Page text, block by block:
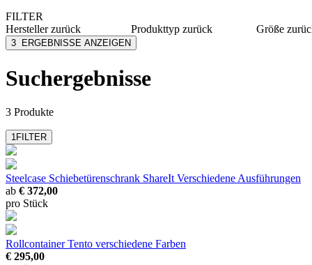
FILTER
Herstellerzurück
Nowy Styl
Produkttyp zurück
Größe
3 ERGEBNISSE ANZEIGEN
Suchergebnisse
3 Produkte
1FILTER
Steelcase Schiebetürenschrank ShareIt Verschiedene Ausführungen
ab € 372,00
pro Stück
Rollcontainer Tento verschiedene Farben
€ 295,00